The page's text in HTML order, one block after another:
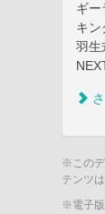
ギー
キン
羽生
※このデ
テンツ
※電子版